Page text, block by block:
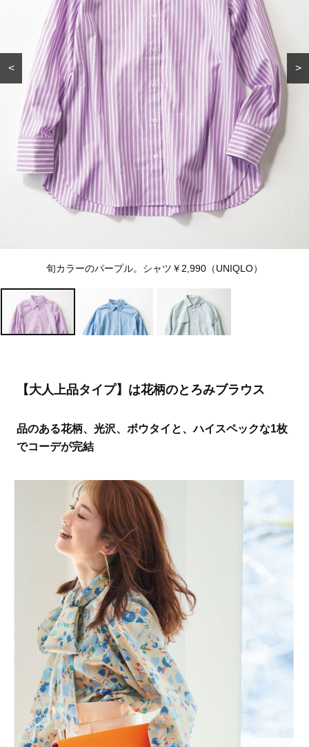
<
旬カラーのパープル。シャツ￥2,990（UNIQLO）
>
【大人上品タイプ】は花柄のとろみブラウス
品のある花柄、光沢、ボウタイと、ハイスペックな1枚
でコーデが完結